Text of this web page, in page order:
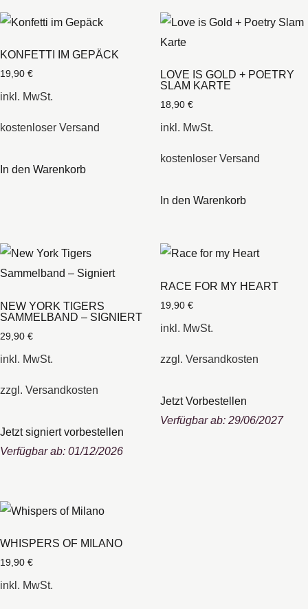
KONFETTI IM GEPÄCK
19,90 €
inkl. MwSt.
kostenloser Versand
In den Warenkorb
LOVE IS GOLD + POETRY
SLAM KARTE
18,90 €
inkl. MwSt.
kostenloser Versand
In den Warenkorb
NEW YORK TIGERS
SAMMELBAND – SIGNIERT
29,90 €
inkl. MwSt.
zzgl. Versandkosten
Jetzt signiert vorbestellen
Verfügbar ab: 01/12/2026
RACE FOR MY HEART
19,90 €
inkl. MwSt.
zzgl. Versandkosten
Jetzt Vorbestellen
Verfügbar ab: 29/06/2027
WHISPERS OF MILANO
19,90 €
inkl. MwSt.